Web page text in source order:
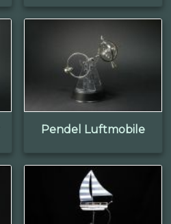
Pendel Luftmobile